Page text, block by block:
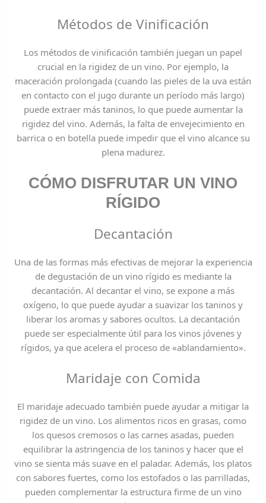
Métodos de Vinificación
Los métodos de vinificación también juegan un papel
crucial en la rigidez de un vino. Por ejemplo, la
maceración prolongada (cuando las pieles de la uva están
en contacto con el jugo durante un período más largo)
puede extraer más taninos, lo que puede aumentar la
rigidez del vino. Además, la falta de envejecimiento en
barrica o en botella puede impedir que el vino alcance su
plena madurez.
CÓMO DISFRUTAR UN VINO
RÍGIDO
Decantación
Una de las formas más efectivas de mejorar la experiencia
de degustación de un vino rígido es mediante la
decantación. Al decantar el vino, se expone a más
oxígeno, lo que puede ayudar a suavizar los taninos y
liberar los aromas y sabores ocultos. La decantación
puede ser especialmente útil para los vinos jóvenes y
rígidos, ya que acelera el proceso de «ablandamiento».
Maridaje con Comida
El maridaje adecuado también puede ayudar a mitigar la
rigidez de un vino. Los alimentos ricos en grasas, como
los quesos cremosos o las carnes asadas, pueden
equilibrar la astringencia de los taninos y hacer que el
vino se sienta más suave en el paladar. Además, los platos
con sabores fuertes, como los estofados o las parrilladas,
pueden complementar la estructura firme de un vino